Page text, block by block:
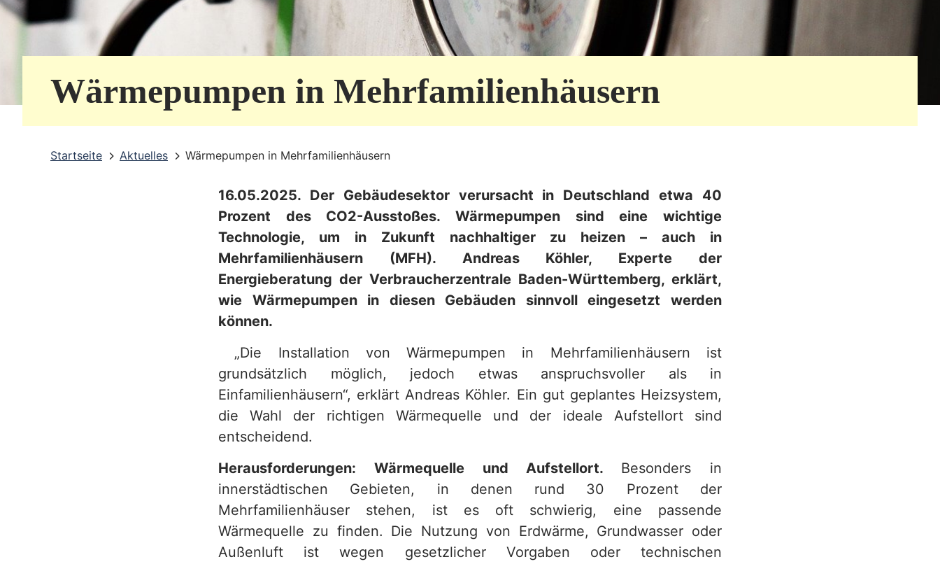
Wärmepumpen in Mehrfamilienhäusern
Startseite Aktuelles Wärmepumpen in Mehrfamilienhäusern
16.05.2025. Der Gebäudesektor verursacht in Deutschland etwa 40
Prozent des CO2-Ausstoßes. Wärmepumpen sind eine wichtige
Technologie, um in Zukunft nachhaltiger zu heizen – auch in
Mehrfamilienhäusern (MFH). Andreas Köhler, Experte der
Energieberatung der Verbraucherzentrale Baden-Württemberg, erklärt,
wie Wärmepumpen in diesen Gebäuden sinnvoll eingesetzt werden
können.
„Die Installation von Wärmepumpen in Mehrfamilienhäusern ist
grundsätzlich möglich, jedoch etwas anspruchsvoller als in
Einfamilienhäusern“, erklärt Andreas Köhler. Ein gut geplantes Heizsystem,
die Wahl der richtigen Wärmequelle und der ideale Aufstellort sind
entscheidend.
Herausforderungen: Wärmequelle und Aufstellort. Besonders in
innerstädtischen Gebieten, in denen rund 30 Prozent der
Mehrfamilienhäuser stehen, ist es oft schwierig, eine passende
Wärmequelle zu finden. Die Nutzung von Erdwärme, Grundwasser oder
Außenluft ist wegen gesetzlicher Vorgaben oder technischen
e
i